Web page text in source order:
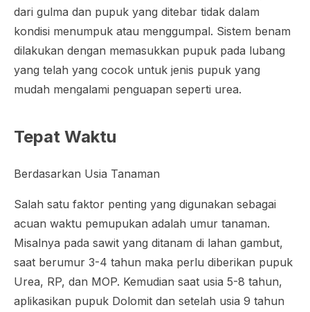
dari gulma dan pupuk yang ditebar tidak dalam
kondisi menumpuk atau menggumpal. Sistem benam
dilakukan dengan memasukkan pupuk pada lubang
yang telah yang cocok untuk jenis pupuk yang
mudah mengalami penguapan seperti urea.
Tepat Waktu
Berdasarkan Usia Tanaman
Salah satu faktor penting yang digunakan sebagai
acuan waktu pemupukan adalah umur tanaman.
Misalnya pada sawit yang ditanam di lahan gambut,
saat berumur 3-4 tahun maka perlu diberikan pupuk
Urea, RP, dan MOP. Kemudian saat usia 5-8 tahun,
aplikasikan pupuk Dolomit dan setelah usia 9 tahun